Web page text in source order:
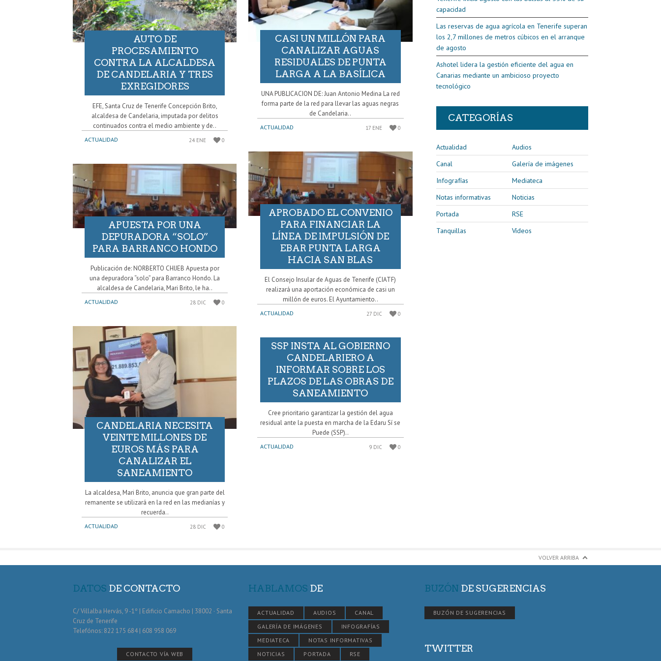
AUTO DE
PROCESAMIENTO
CONTRA LA ALCALDESA
DE CANDELARIA Y TRES
EXREGIDORES
EFE, Santa Cruz de Tenerife Concepción Brito,
alcaldesa de Candelaria, imputada por delitos
continuados contra el medio ambiente y de..
ACTUALIDAD 24 ENE 0
APUESTA POR UNA
DEPURADORA “SOLO”
PARA BARRANCO HONDO
Publicación de: NORBERTO CHIJEB Apuesta por
una depuradora “solo” para Barranco Hondo. La
alcaldesa de Candelaria, Mari Brito, le ha..
ACTUALIDAD 28 DIC 0
CANDELARIA NECESITA
VEINTE MILLONES DE
EUROS MÁS PARA
CANALIZAR EL
SANEAMIENTO
La alcaldesa, Mari Brito, anuncia que gran parte del
remanente se utilizará en la red en las medianías y
recuerda..
ACTUALIDAD 28 DIC 0
CASI UN MILLÓN PARA
CANALIZAR AGUAS
RESIDUALES DE PUNTA
LARGA A LA BASÍLICA
UNA PUBLICACION DE: Juan Antonio Medina La red
forma parte de la red para llevar las aguas negras
de Candelaria..
ACTUALIDAD 17 ENE 0
APROBADO EL CONVENIO
PARA FINANCIAR LA
LÍNEA DE IMPULSIÓN DE
EBAR PUNTA LARGA
HACIA SAN BLAS
El Consejo Insular de Aguas de Tenerife (CIATF)
realizará una aportación económica de casi un
millón de euros. El Ayuntamiento..
ACTUALIDAD 27 DIC 0
SSP INSTA AL GOBIERNO
CANDELARIERO A
INFORMAR SOBRE LOS
PLAZOS DE LAS OBRAS DE
SANEAMIENTO
Cree prioritario garantizar la gestión del agua
residual ante la puesta en marcha de la Edaru Sí se
Puede (SSP)..
ACTUALIDAD 9 DIC 0
capacidad
Las reservas de agua agrícola en Tenerife superan
los 2,7 millones de metros cúbicos en el arranque
de agosto
Ashotel lidera la gestión eficiente del agua en
Canarias mediante un ambicioso proyecto
tecnológico
CATEGORÍAS
Actualidad
Audios
Canal
Galería de imágenes
Infografías
Mediateca
Notas informativas
Noticias
Portada
RSE
Tanquillas
Vídeos
VOLVER ARRIBA
DATOS DE CONTACTO
C/ Villalba Hervás, 9 -1º | Edificio Camacho | 38002 · Santa
Cruz de Tenerife
Telefónos: 822 175 684 | 608 958 069
CONTACTO VÍA WEB
HABLAMOS DE
ACTUALIDAD AUDIOS
CANAL
GALERÍA DE IMÁGENES
INFOGRAFÍAS
MEDIATECA
NOTAS INFORMATIVAS
NOTICIAS
PORTADA RSE
BUZÓN DE SUGERENCIAS
BUZÓN DE SUGERENCIAS
TWITTER